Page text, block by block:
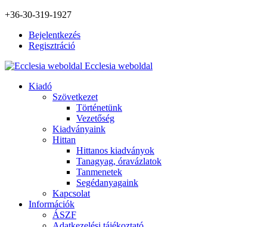
+36-30-319-1927
Bejelentkezés
Regisztráció
Ecclesia weboldal
Kiadó
Szövetkezet
Történetünk
Vezetőség
Kiadványaink
Hittan
Hittanos kiadványok
Tanagyag, óravázlatok
Tanmenetek
Segédanyagaink
Kapcsolat
Információk
ÁSZF